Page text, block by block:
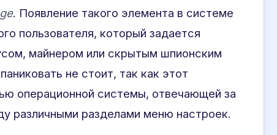
. Появление такого элемента в системе
пользователя, который задается
майнером или скрытым шпионским
не стоит, так как этот
операционной системы, отвечающей за
различными разделами меню настроек.